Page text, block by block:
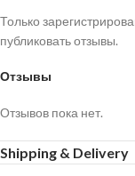
Отзывы
Отзывов пока нет.
Только
публиковать отзывы.
Shipping & Delivery